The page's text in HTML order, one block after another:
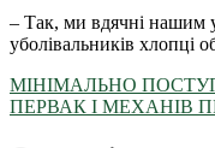
– Так, ми вдячні нашим
уболівальників хлопці
МІНІМАЛЬНО
ПЕРВАК І МЕХАНІВ